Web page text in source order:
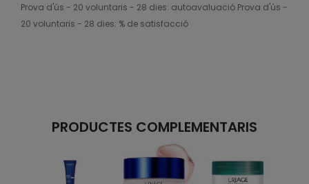
Prova d'ús - 20 voluntaris - 28 dies: autoavaluació Prova d'ús -
20 voluntaris - 28 dies: % de satisfacció
PRODUCTES COMPLEMENTARIS